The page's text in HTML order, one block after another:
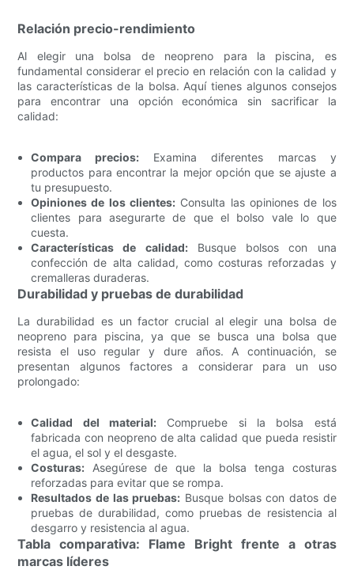
Relación precio-rendimiento
Al elegir una bolsa de neopreno para la piscina, es
fundamental considerar el precio en relación con la calidad y
las características de la bolsa. Aquí tienes algunos consejos
para encontrar una opción económica sin sacrificar la
calidad:
Compara precios: Examina diferentes marcas y
productos para encontrar la mejor opción que se ajuste a
tu presupuesto.
Opiniones de los clientes: Consulta las opiniones de los
clientes para asegurarte de que el bolso vale lo que
cuesta.
Características de calidad:Busque bolsos con una
confección de alta calidad, como costuras reforzadas y
cremalleras duraderas.
Durabilidad y pruebas de durabilidad
La durabilidad es un factor crucial al elegir una bolsa de
neopreno para piscina, ya que se busca una bolsa que
resista el uso regular y dure años. A continuación, se
presentan algunos factores a considerar para un uso
prolongado:
Calidad del material:Compruebe si la bolsa está
fabricada con neopreno de alta calidad que pueda resistir
el agua, el sol y el desgaste.
Costuras: Asegúrese de que la bolsa tenga costuras
reforzadas para evitar que se rompa.
Resultados de las pruebas: Busque bolsas con datos de
pruebas de durabilidad, como pruebas de resistencia al
desgarro y resistencia al agua.
Tabla comparativa: Flame Bright frente a otras
marcas líderes